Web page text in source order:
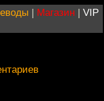
| Магазин | VIP